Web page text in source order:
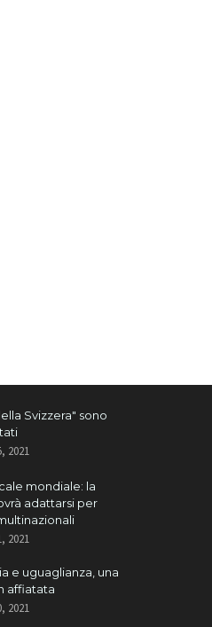
Svizzera" sono
2021
mondiale: la
adattarsi per
2021
e uguaglianza, una
affiatata
2021